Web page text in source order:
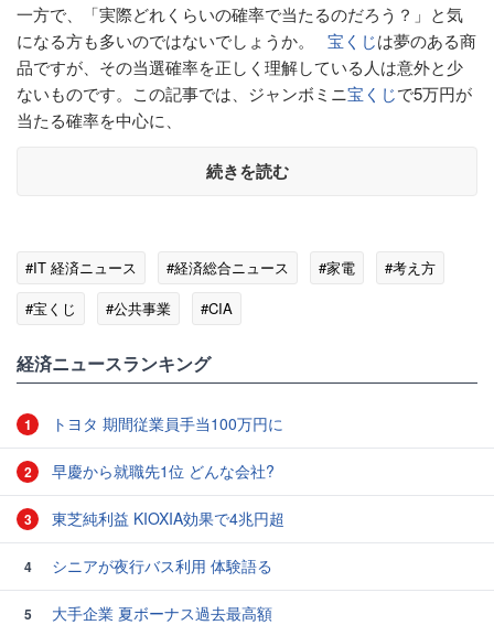
一方で、「実際どれくらいの確率で当たるのだろう？」と気
になる方も多いのではないでしょうか。 宝くじは夢のある商
品ですが、その当選確率を正しく理解している人は意外と少
ないものです。この記事では、ジャンボミニ宝くじで5万円が
当たる確率を中心に、
続きを読む
#IT 経済ニュース #経済総合ニュース #家電
#考え方
#宝くじ
#公共事業 #CIA
経済ニュースランキング
1 トヨタ 期間従業員手当100万円に
2 早慶から就職先1位 どんな会社?
3 東芝純利益 KIOXIA効果で4兆円超
4 シニアが夜行バス利用 体験語る
5
大手企業 夏ボーナス過去最高額